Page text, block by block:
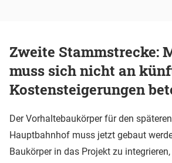
Zweite Stammstrecke:
muss sich nicht an
Kostensteigerungen
Der Vorhaltebaukörper für den
Hauptbahnhof muss jetzt gebaut
Baukörper in das Projekt zu